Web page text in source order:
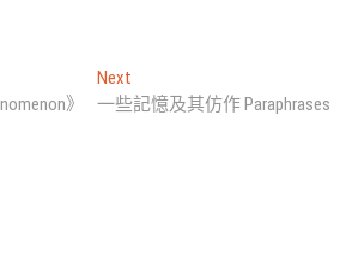
》
NextNext
post:
一些記憶及其仿作 Paraphrases